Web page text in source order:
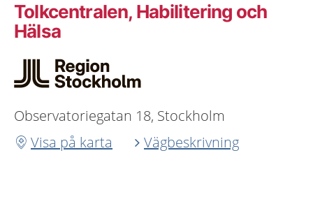
Tolkcentralen, Habilitering och
Hälsa
Observatoriegatan 18, Stockholm
Visa på karta
Vägbeskrivning